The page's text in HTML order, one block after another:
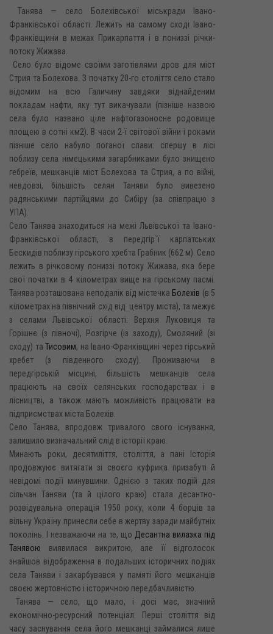
Танява — село Болехівської міськради Івано-
Франківської області. Лежить на самому сході Івано-
Франківщини в межах Прикарпаття і в пониззі річки-
потоку Жижава.
Село було відоме своїми заготівлями дров для міст
Стрия та Болехова. З початку 20-го століття село стало
відомим на всю Галичину завдяки віднайденим
покладам нафти, яку тут викачували (пізніше назвою
села було названо ціле нафтогазоносне родовище
площею в сотні км2). В часи 2-ї світової війни і роками
пізніше село набуло поганої слави: спершу в лісі
поблизу села німецькими загарбниками було знищено
гебреїв, мешканців міст Болехова та Стрия, а по війні,
невдовзі, більшість селян Таняви було вивезено
радянськими партійцями до Сибіру (за співпрацю з
УПА).
Село Танява знаходиться на межі Львівської та Івано-
Франківської області, в передгір`ї карпатських
Бескидів поблизу гірського хребта Грабник (662 м). Село
лежить в річковому пониззі потоку Жижава, яка бере
свої початки в 4 кілометрах вище на гірському пасмі.
Танява розташована неподалік від містечка Болехів (в 5
кілометрах на північний схід від центру міста), та межує
з селами Львівської області: Верхня Луковиця та
Горішнє (з півночі), Розгірче (із заходу), Смоляний (зі
сходу) та Тисовим, на Івано-Франківщині через гірський
хребет (з південного сходу). Проживаючи в
передгірській місцині, більшість мешканців села
працюють на своїх селянських господарствах і в
лісництві, а також мають можливість працювати на
підприємствах міста Болехів.
Село Танява, впродовж тривалого свого існування,
залишило визначальний слід в історії краю.
Минають роки, десятиліття, століття, а пані Історія
продовжуює витягати зі своєго куфрика призабуті й
невідомі події минувшини. Однією з таких подій для
сільчан Таняви (та й цілого краю) стала десантно-
розвідувальна операція 1950 року, коли 4 борців за
вільну Україну принесли себе в жертву заради майбутніх
поколінь. І незважаючи на те, що Десантна вилазка під
Танявою виявилася викритою, але її відголосок
знайшов відображення в подальших історичних подіях
села Таняви і закарбувався у памяті його мешканців
своєю жертовністю і історичною передбачливістю.
Танява — село, що мало, і досі має, значний
економічно-ресурсний потенціал. Перші століття від
часу заснування села його мешканці займалися лише